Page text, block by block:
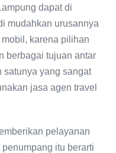
dapat di
mudahkan urusannya
karena pilihan
berbagai tujuan antar
satunya yang sangat
jasa agen travel
pelayanan
itu berarti